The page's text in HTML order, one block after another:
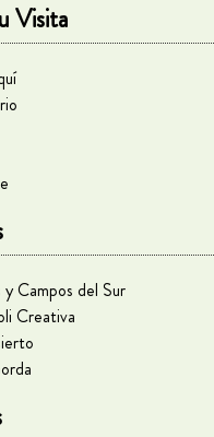
Visita
y Campos del Sur
Creativa